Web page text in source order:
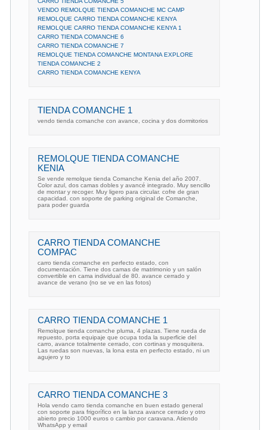
VENDO REMOLQUE TIENDA COMANCHE MC CAMP
REMOLQUE CARRO TIENDA COMANCHE KENYA
REMOLQUE CARRO TIENDA COMANCHE KENYA 1
CARRO TIENDA COMANCHE 6
CARRO TIENDA COMANCHE 7
REMOLQUE TIENDA COMANCHE MONTANA EXPLORE
TIENDA COMANCHE 2
CARRO TIENDA COMANCHE KENYA
TIENDA COMANCHE 1
vendo tienda comanche con avance, cocina y dos dormitorios
REMOLQUE TIENDA COMANCHE
KENIA
Se vende remolque tienda Comanche Kenia del año 2007.
Color azul, dos camas dobles y avancé integrado. Muy sencillo
de montar y recoger. Muy ligero para circular. cofre de gran
capacidad. con soporte de parking original de Comanche,
para poder guarda
CARRO TIENDA COMANCHE
COMPAC
carro tienda comanche en perfecto estado, con
documentación. Tiene dos camas de matrimonio y un salón
convertible en cama individual de 80. avance cerrado y
avance de verano (no se ve en las fotos)
CARRO TIENDA COMANCHE 1
Remolque tienda comanche pluma, 4 plazas. Tiene rueda de
repuesto, porta equipaje que ocupa toda la superficie del
carro, avance totalmente cerrado, con cortinas y mosquitera.
Las ruedas son nuevas, la lona esta en perfecto estado, ni un
agujero y to
CARRO TIENDA COMANCHE 3
Hola vendo carro tienda comanche en buen estado general
con soporte para frigorífico en la lanza avance cerrado y otro
abierto precio 1000 euros o cambio por caravana. Atiendo
WhatsApp y email